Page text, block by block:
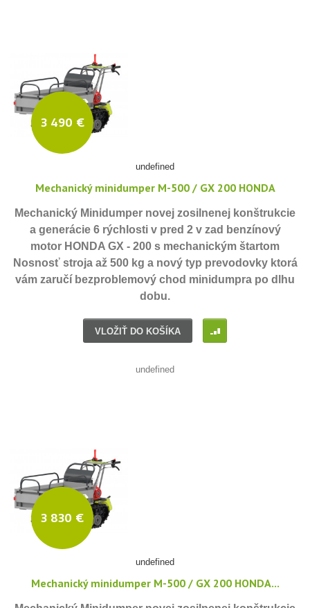
3 490 €
undefined
Mechanický minidumper M-500 / GX 200 HONDA
Mechanický Minidumper novej zosilnenej konštrukcie
a generácie 6 rýchlosti v pred 2 v zad benzínový
motor HONDA GX - 200 s mechanickým štartom
Nosnosť stroja až 500 kg a nový typ prevodovky ktorá
vám zaručí bezproblemový chod minidumpra po dlhu
dobu.
VLOŽIŤ DO KOŠÍKA I
undefined
3 830 €
undefined
Mechanický minidumper M-500 / GX 200 HONDA...